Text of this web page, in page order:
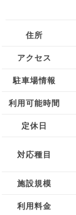
住所
アクセス
駐車場情報
利用可能時間
定休日
対応種目
施設規模
利用料金